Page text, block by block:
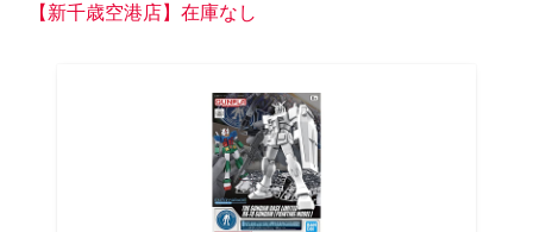
【新千歳空港店】在庫なし